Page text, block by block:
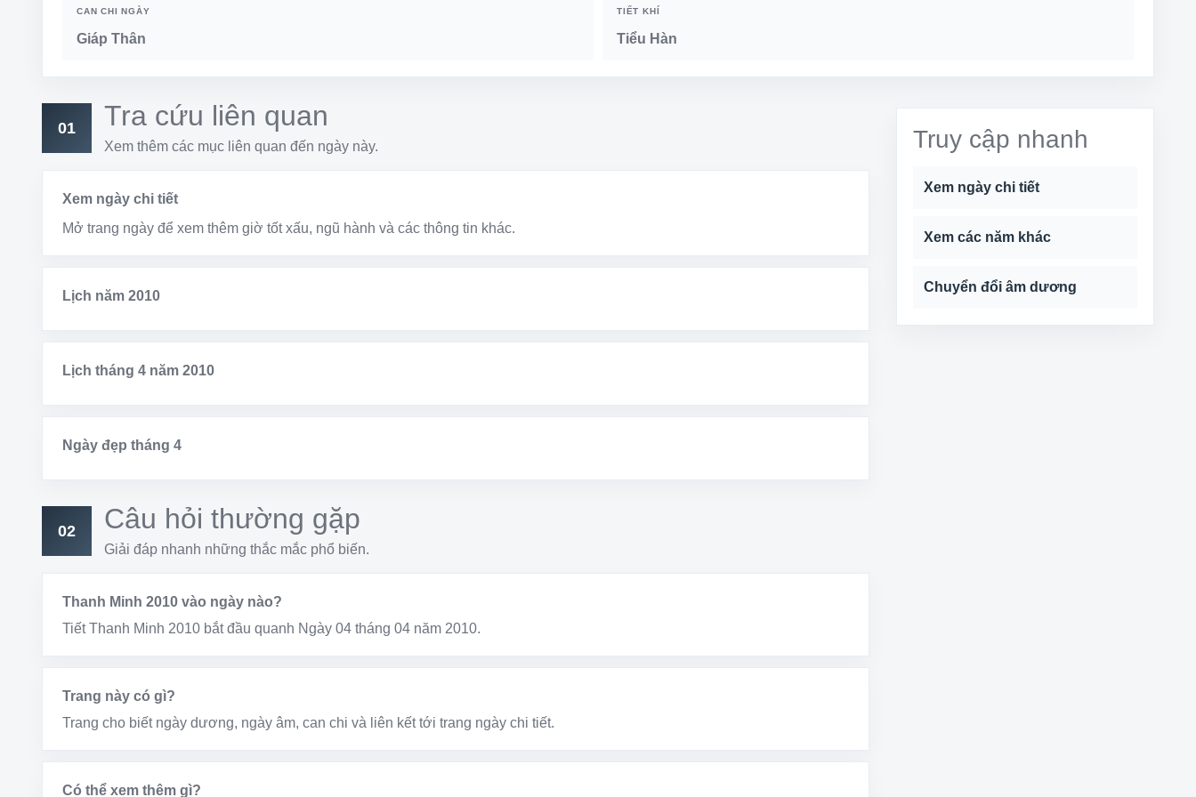
CAN CHI NGÀY
Giáp Thân
TIẾT KHÍ
Tiểu Hàn
01 Tra cứu liên quan
Xem thêm các mục liên quan đến ngày này.
Xem ngày chi tiết
Mở trang ngày để xem thêm giờ tốt xấu, ngũ hành và các thông tin khác.
Lịch năm 2010
Lịch tháng 4 năm 2010
Ngày đẹp tháng 4
02 Câu hỏi thường gặp
Giải đáp nhanh những thắc mắc phổ biến.
Thanh Minh 2010 vào ngày nào?
Tiết Thanh Minh 2010 bắt đầu quanh Ngày 04 tháng 04 năm 2010.
Trang này có gì?
Trang cho biết ngày dương, ngày âm, can chi và liên kết tới trang ngày chi tiết.
Có thể xem thêm gì?
Truy cập nhanh
Xem ngày chi tiết
Xem các năm khác
Chuyển đổi âm dương